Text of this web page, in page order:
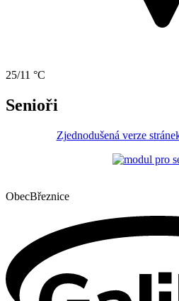
25/11 °C
Senioři
Zjednodušená verze
ObecBřeznice